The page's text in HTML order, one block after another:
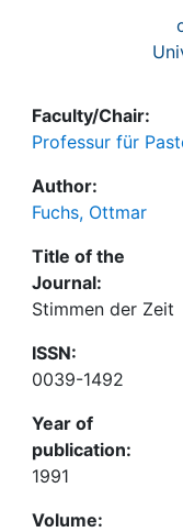
Faculty/Chair:
Professur für
Author:
Fuchs, Ottmar
Title of the
Journal:
Stimmen der Zeit
ISSN:
0039-1492
Year of
publication:
1991
Volume: